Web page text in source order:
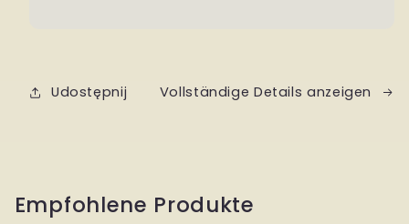
mit
mit
Udostępnij Vollständige Details anzeigen
Empfohlene Produkte